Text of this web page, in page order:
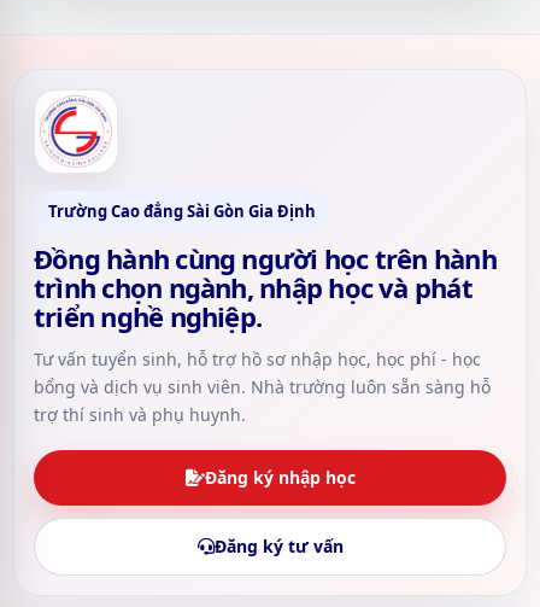
Trường Cao đẳng Sài Gòn Gia Định
Đồng hành cùng người học trên hành
trình chọn ngành, nhập học và phát
triển nghề nghiệp.
Tư vấn tuyển sinh, hỗ trợ hồ sơ nhập học, học phí - học
bổng và dịch vụ sinh viên. Nhà trường luôn sẵn sàng hỗ
trợ thí sinh và phụ huynh.
Đăng ký nhập học
Đăng ký tư vấn